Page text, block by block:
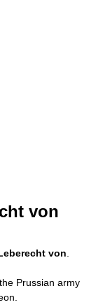
von
von
Prussian army